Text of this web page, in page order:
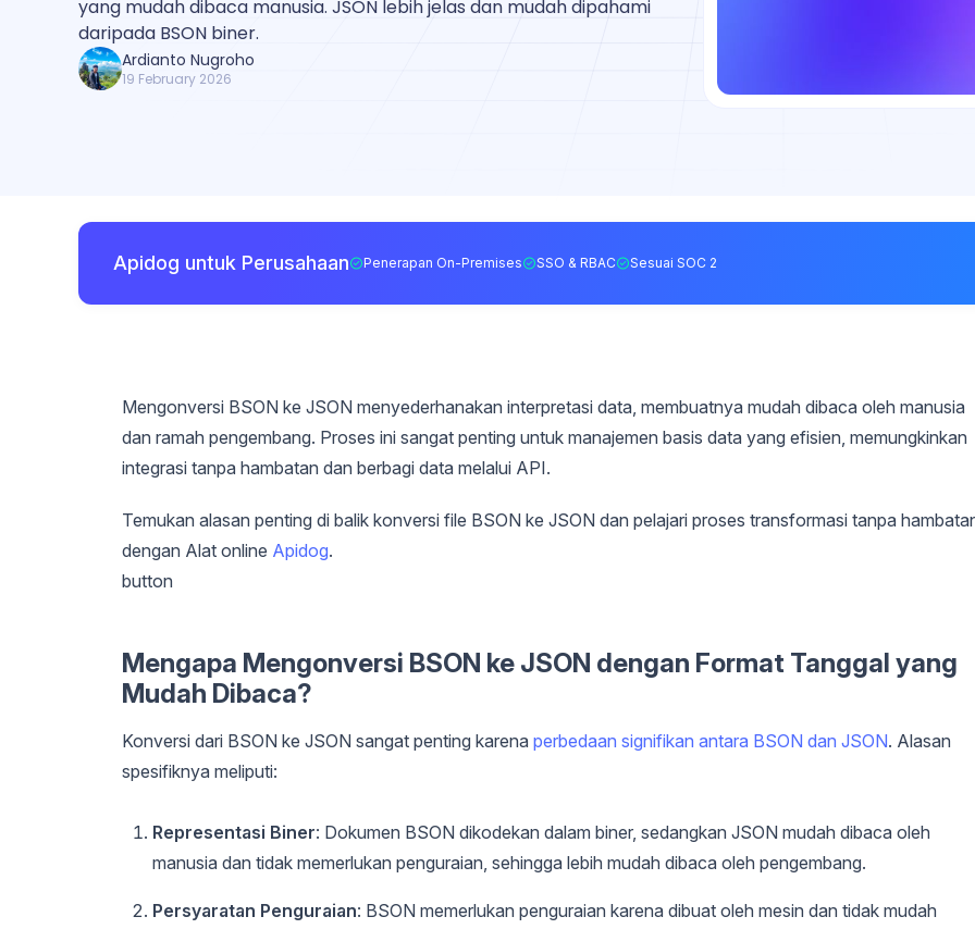
yang mudah dibaca manusia. JSON lebih jelas dan mudah dipahami
daripada BSON biner.
Ardianto Nugroho
19 February 2026
Apidog untuk Perusahaan Penerapan On-Premises SSO & RBAC Sesuai SOC 2
Mengonversi BSON ke JSON menyederhanakan interpretasi data, membuatnya mudah dibaca oleh manusia
dan ramah pengembang. Proses ini sangat penting untuk manajemen basis data yang efisien, memungkinkan
integrasi tanpa hambatan dan berbagi data melalui API.
Temukan alasan penting di balik konversi file BSON ke JSON dan pelajari proses transformasi tanpa
dengan Alat online Apidog.
button
Mengapa Mengonversi BSON ke JSON dengan Format Tanggal yang
Mudah Dibaca?
Konversi dari BSON ke JSON sangat penting karena perbedaan signifikan antara BSON dan JSON. Alasan
spesifiknya meliputi:
Representasi Biner: Dokumen BSON dikodekan dalam biner, sedangkan JSON mudah dibaca oleh
manusia dan tidak memerlukan penguraian, sehingga lebih mudah dibaca oleh pengembang.
Persyaratan Penguraian: BSON memerlukan penguraian karena dibuat oleh mesin dan tidak mudah